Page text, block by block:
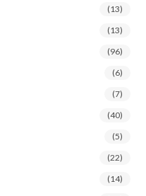
(13)
(13)
(96)
(6)
(7)
(40)
(5)
(22)
(14)